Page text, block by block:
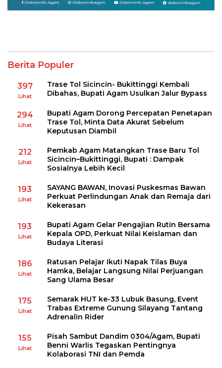
Berita Populer
397
Lihat
Trase Tol Sicincin- Bukittinggi Kembali
Dibahas, Bupati Agam Usulkan Jalur Bypass
294
Lihat
Bupati Agam Dorong Percepatan Penetapan
Trase Tol, Minta Data Akurat Sebelum
Keputusan Diambil
212
Lihat
Pemkab Agam Matangkan Trase Baru Tol
Sicincin–Bukittinggi, Bupati : Dampak
Sosialnya Lebih Kecil
193
Lihat
SAYANG BAWAN, Inovasi Puskesmas Bawan
Perkuat Perlindungan Anak dan Remaja dari
Kekerasan
193
Lihat
Bupati Agam Gelar Pengajian Rutin Bersama
Kepala OPD, Perkuat Nilai Keislaman dan
Budaya Literasi
186
Lihat
Ratusan Pelajar Ikuti Napak Tilas Buya
Hamka, Belajar Langsung Nilai Perjuangan
Sang Ulama Besar
175
Lihat
Semarak HUT ke-33 Lubuk Basung, Event
Trabas Extreme Gunung Silayang Tantang
Adrenalin Rider
155
Lihat
Pisah Sambut Dandim 0304/Agam, Bupati
Benni Warlis Tegaskan Pentingnya
Kolaborasi TNI dan Pemda